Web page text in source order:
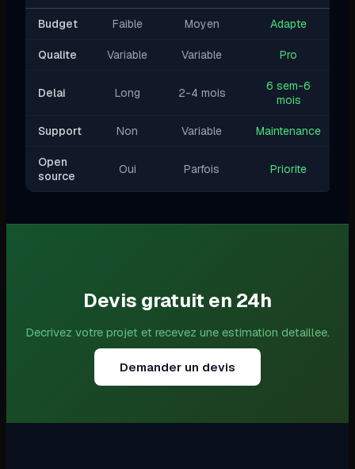
Budget Faible Moyen Adapte
Qualite Variable Variable Pro
Delai Long 2-4 mois
6 sem-6
mois
Support Non Variable Maintenance
Open
source
Oui Parfois Priorite
Devis gratuit en 24h
Decrivez votre projet et recevez une estimation detaillee.
Demander un devis